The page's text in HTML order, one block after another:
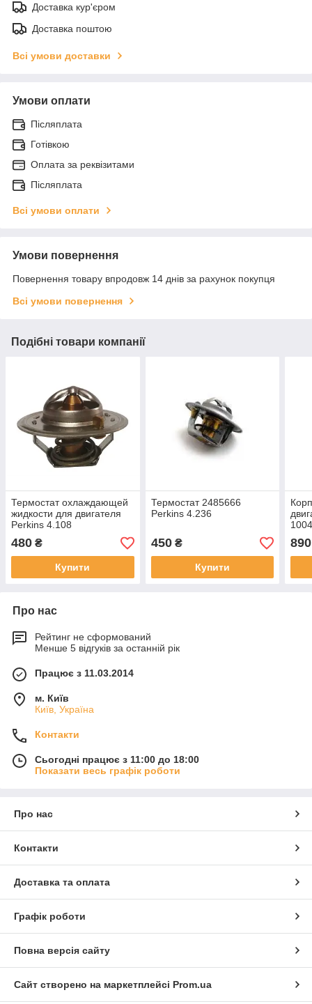
Доставка кур'єром
Доставка поштою
Всі умови доставки
Умови оплати
Післяплата
Готівкою
Оплата за реквізитами
Післяплата
Всі умови оплати
Умови повернення
Повернення товару впродовж 14 днів за рахунок покупця
Всі умови повернення
Подібні товари компанії
Термостат охлаждающей
жидкости для двигателя
Perkins 4.108
480 ₴
Купити
Термостат 2485666
Perkins 4.236
450₴
Купити
890
Про нас
Рейтинг не сформований
Менше 5 відгуків за останній рік
Працює з 11.03.2014
м. Київ
Київ, Україна
Контакти
Сьогодні працює з 11:00 до 18:00
Показати весь графік роботи
Про нас
Контакти
Доставка та оплата
Графік роботи
Повна версія сайту
Сайт створено на маркетплейсі Prom.ua